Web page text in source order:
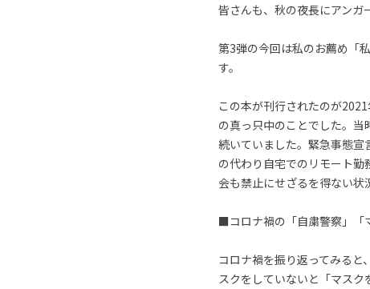
皆さんも、秋の夜長にアンガ
第3弾の今回は私のお薦め「
す。
この本が刊行されたのが
の真っ只中のことでした。
続いていました。緊急事態宣
の代わり自宅でのリモート
会も禁止にせざるを得ない状
■コロナ禍の「自粛警察」「
コロナ禍を振り返ってみる
スクをしていないと「マス